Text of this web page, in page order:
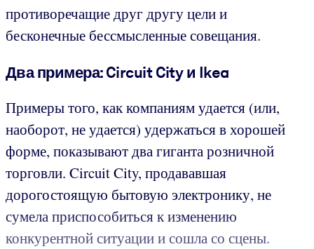
противоречащие друг другу цели и
бесконечные бессмысленные совещания.
Два примера: Circuit City и Ikea
Примеры того, как компаниям удается (или,
наоборот, не удается) удержаться в хорошей
форме, показывают два гиганта розничной
торговли. Circuit City, продававшая
дорогостоящую бытовую электронику, не
сумела приспособиться к изменению
конкурентной ситуации и сошла со сцены.